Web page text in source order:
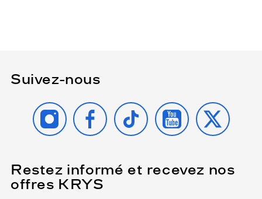
Suivez-nous
INSTAGRAMFACEBOOK
TIKTOK YOUTUBE
X
Restez informé et recevez nos
offres KRYS
Name
(Ce
champ
est
obligatoire)